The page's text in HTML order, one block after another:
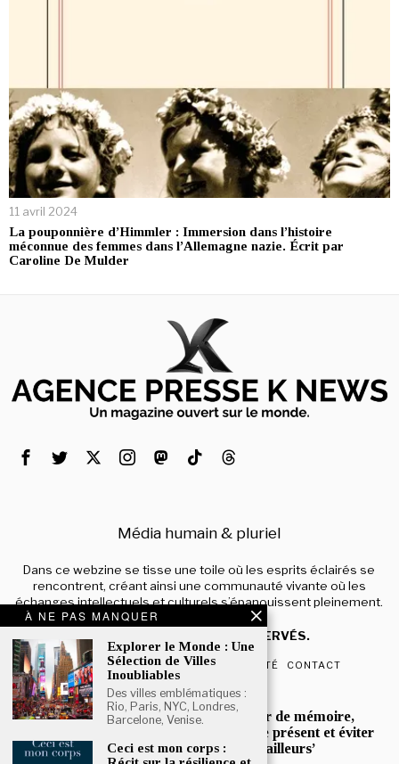
11 avril 2024
La pouponnière d’Himmler : Immersion dans l’histoire
méconnue des femmes dans l’Allemagne nazie. Écrit par
Caroline De Mulder
Média humain & pluriel
Dans ce webzine se tisse une toile où les esprits éclairés se
rencontrent, créant ainsi une communauté vivante où les
échanges intellectuels et culturels s’épanouissent pleinement.
© 2024 – TOUS DROITS RÉSERVÉS.
QUI SOMMES-NOUS CONFIDENTIALITÉ CONTACT
POPULAIRE
Mona Jafarian :’Un devoir de mémoire,
pour mieux comprendre le présent et éviter
que l’histoire ne se répète ailleurs’
À NE PAS MANQUER
Explorer le Monde : Une
Sélection de Villes
Inoubliables
Des villes emblématiques :
Rio, Paris, NYC, Londres,
Barcelone, Venise.
Ceci est mon corps :